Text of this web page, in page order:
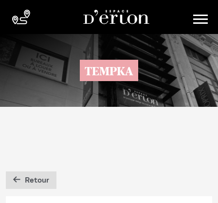
TEMPKA
Retour